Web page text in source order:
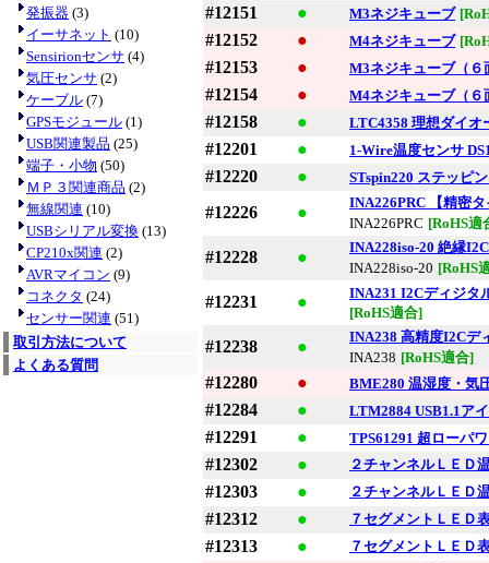
発振器 (3)
イーサネット (10)
Sensirionセンサ (4)
気圧センサ (2)
ケーブル (7)
GPSモジュール (1)
USB関連製品 (25)
端子・小物 (50)
ＭＰ３関連商品 (2)
無線関連 (10)
USBシリアル変換 (13)
CP210x関連 (2)
AVRマイコン (9)
コネクタ (24)
センサー関連 (51)
取引方法について
よくある質問
#12151 ● M3ネジキューブ
#12152 ● M4ネジキューブ
#12153 ● M3ネジキューブ（６
#12154 ● M4ネジキューブ（６
#12158 ● LTC4358 理想ダイオ
#12201 ● 1-Wire温度センサ
#12220 ● STspin220 ステッピ
#12226 ●
INA226PRC 【精密
INA226PRC [RoHS適
#12228 ●
INA228iso-20 絶縁
INA228iso-20 [RoHS
#12231 ●
INA231 I2Cディジタ
[RoHS適合]
#12238 ●
INA238 高精度I2Cデ
INA238 [RoHS適合]
#12280 ● BME280 温湿度・気
#12284 ● LTM2884 USB1.1ア
#12291 ● TPS61291 超ローパ
#12302 ● ２チャンネルＬＥＤ
#12303 ● ２チャンネルＬＥＤ
#12312 ● ７セグメントＬＥＤ
#12313 ● ７セグメントＬＥＤ